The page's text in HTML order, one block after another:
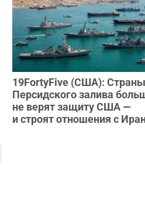
19FortyFive (США): Страны
Персидского залива
не верят защиту США —
и строят отношения с